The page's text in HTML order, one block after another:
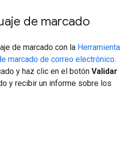
de marcado
de marcado con la Herramienta
marcado de correo electrónico.
y haz clic en el botón Validar
y recibir un informe sobre los